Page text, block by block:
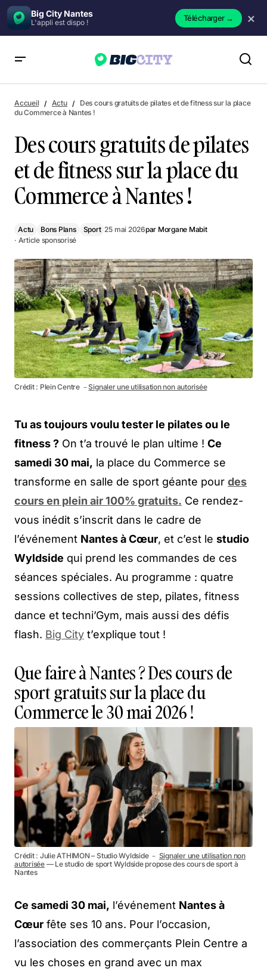
Big City Nantes
L'appli est dispo ! Télécharger→ ×
Commerce à Nantes !
Accueil Actu
Des cours gratuits de pilates et de fitness sur la place
du Commerce à Nantes !
Des cours gratuits de pilates
et de fitness sur la place du
Commerce à Nantes !
Actu Bons Plans Sport 25 mai 2026par Morgane Mabit
· Article sponsorisé
Crédit : Plein Centre －Signaler une utilisation non autorisée
Tu as toujours voulu tester le pilates ou le
fitness ? On t’a trouvé le plan ultime ! Ce
samedi 30 mai, la place du Commerce se
transforme en salle de sport géante pour des
cours en plein air 100% gratuits. Ce rendez-
vous inédit s’inscrit dans le cadre de
l’événement Nantes à Cœur, et c’est le studio
Wyldside qui prend les commandes de ces
séances spéciales. Au programme : quatre
sessions collectives de step, pilates, fitness
dance et techni’Gym, mais aussi des défis
flash. Big City t’explique tout !
Que faire à Nantes ? Des cours de
sport gratuits sur la place du
Commerce le 30 mai 2026 !
Crédit : Julie ATHIMON – Studio Wyldside － Signaler une utilisation non
autorisée— Le studio de sport Wyldside propose des cours de sport à
Nantes
Ce samedi 30 mai, l’événement Nantes à
Cœur fête ses 10 ans. Pour l’occasion,
l’association des commerçants Plein Centre a
vu les choses en grand avec un max